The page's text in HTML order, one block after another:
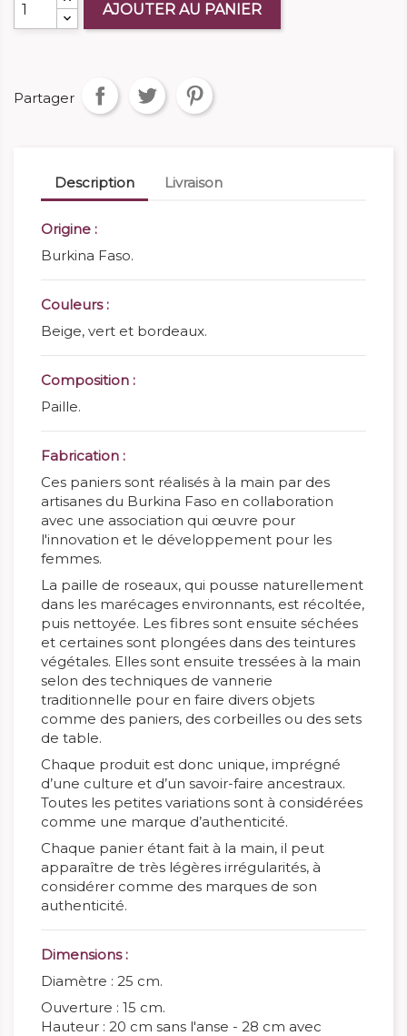
AJOUTER AU PANIER
Partager
Description Livraison
Origine :
Burkina Faso.
Couleurs :
Beige, vert et bordeaux.
Composition :
Paille.
Fabrication :
Ces paniers sont réalisés à la main par des
artisanes du Burkina Faso en collaboration
avec une association qui œuvre pour
l'innovation et le développement pour les
femmes.
La paille de roseaux, qui pousse naturellement
dans les marécages environnants, est récoltée,
puis nettoyée. Les fibres sont ensuite séchées
et certaines sont plongées dans des teintures
végétales. Elles sont ensuite tressées à la main
selon des techniques de vannerie
traditionnelle pour en faire divers objets
comme des paniers, des corbeilles ou des sets
de table.
Chaque produit est donc unique, imprégné
d’une culture et d’un savoir-faire ancestraux.
Toutes les petites variations sont à considérées
comme une marque d’authenticité.
Chaque panier étant fait à la main, il peut
apparaître de très légères irrégularités, à
considérer comme des marques de son
authenticité.
Dimensions :
Diamètre : 25 cm.
Ouverture : 15 cm.
Hauteur : 20 cm sans l'anse - 28 cm avec